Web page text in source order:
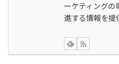
ーケティングの
進する情報を提